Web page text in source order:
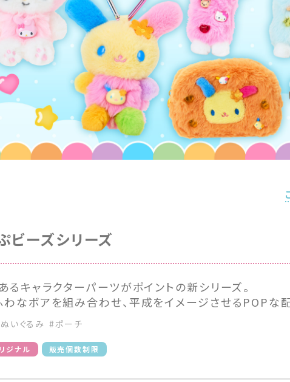
ビーズシリーズ
るキャラクターパーツがポイントの新シリーズ。
なボアを組み合わせ、平成をイメージさせるPOPな
いぐるみ #ポーチ
ジナル 販売個数制限